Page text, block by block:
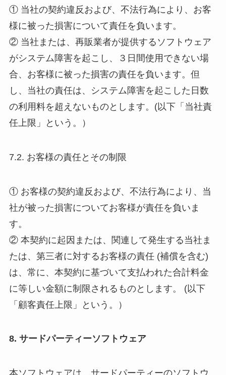
① 当社の契約違反および、不法行為により、お客
様に被った損害について責任を負います。
② 当社または、再販業者が提供するソフトウェア
がシステム障害を起こし、３日間使用できない場
合、お客様に被った損害の責任を負います。但
し、当社の責任は、システム障害を起こした日数
の利用料を超えないものとします。(以下「当社責
任上限」という。）
7.2. お客様の責任とその制限
① お客様の契約違反および、不法行為により、当
社が被った損害についてお客様が責任を負いま
す。
② 本契約に起因または、関連して発生する当社ま
たは、第三者に対するお客様の責任 (補償を含む)
は、常に、本契約に基づいて支払われた合計料金
に等しい金額に制限されるものとします。 (以下
「顧客責任上限」という。）
8. サードパーティーソフトウェア